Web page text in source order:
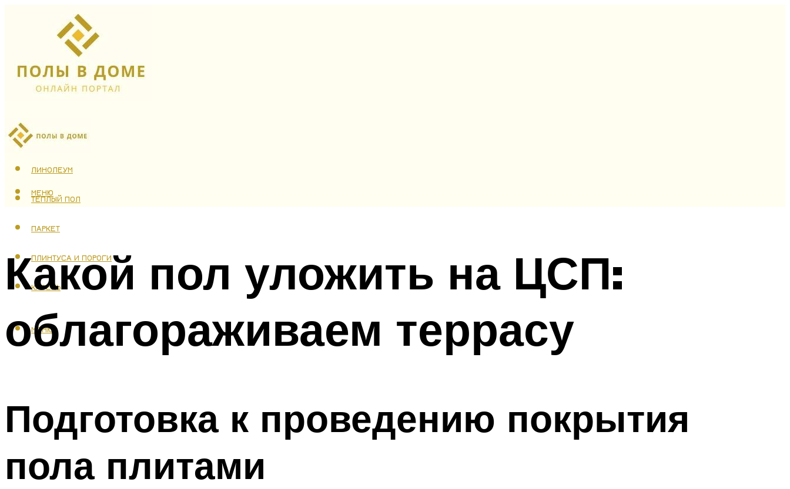
ЛАМИНАТ
ЛИНОЛЕУМ
ТЕПЛЫЙ ПОЛ
ПАРКЕТ
ПЛИНТУСА И ПОРОГИ
КАФЕЛЬ
МЕНЮ
МЕНЮ
Какой пол уложить на ЦСП:
облагораживаем террасу
Подготовка к проведению покрытия
пола плитами